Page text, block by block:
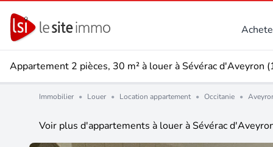
Appartement 2 pièces, 30 m² à louer à Sévérac d'Aveyron
Immobilier • Louer • Location appartement • Occitanie •
Voir plus d'appartements à louer à Sévérac